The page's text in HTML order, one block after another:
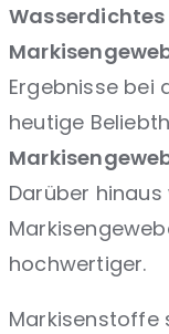
Wasserdichtes
Ergebnisse bei
heutige
Darüber
hochwertiger.
Markisenstoffe